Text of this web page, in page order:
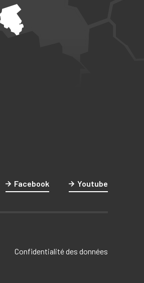
Facebook Youtube
Confidentialité des données